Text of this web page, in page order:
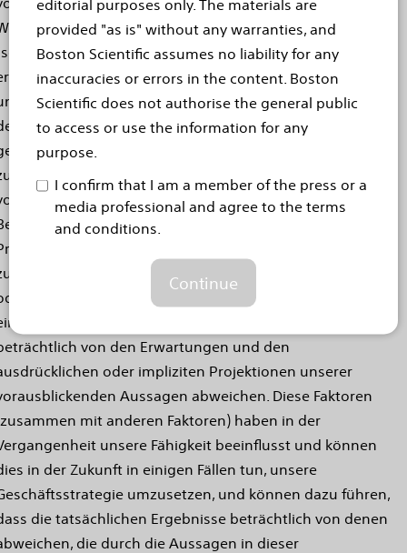
editorial purposes only. The materials are
provided "as is" without any warranties, and
Boston Scientific assumes no liability for any
inaccuracies or errors in the content. Boston
Scientific does not authorise the general public
to access or use the information for any
purpose.
I confirm that I am a member of the press or a
media professional and agree to the terms
and conditions.
Continue
wie "erhoffen", "erwarten", "planen", "glauben",
"beabsichtigen" und ähnlichen Wörtern zu
Diese vorausblickenden Aussagen basieren auf
Erwartungen, Annahmen und Einschätzungen, zu
wir anhand der derzeit verfügbaren Informationen
sind. Sie sind nicht dazu gedacht, Garantien für
Ereignisse oder Leistungen zu geben. Diese
Aussagen umfassen u. a. Aussagen in
auf klinische Ergebnisse, Produkteinführungen,
und Auswirkungen. Wenn unsere
liegenden Annahmen sich als falsch erweisen
wenn bestimmte Risiken oder Unsicherheiten
können die tatsächlichen Ergebnisse
von den Erwartungen und den
oder impliziten Projektionen unserer
Aussagen abweichen. Diese Faktoren
mit anderen Faktoren) haben in der
unsere Fähigkeit beeinflusst und können
in der Zukunft in einigen Fällen tun, unsere
umzusetzen, und können dazu führen,
die tatsächlichen Ergebnisse beträchtlich von denen
die durch die Aussagen in dieser